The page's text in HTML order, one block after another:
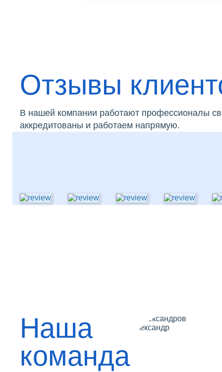
Отзывы
В нашей компании работают профессионалы
аккредитованы и работаем напрямую.
Наша
команда